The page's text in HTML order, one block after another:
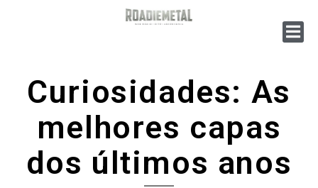
Curiosidades: As
melhores capas
dos últimos anos